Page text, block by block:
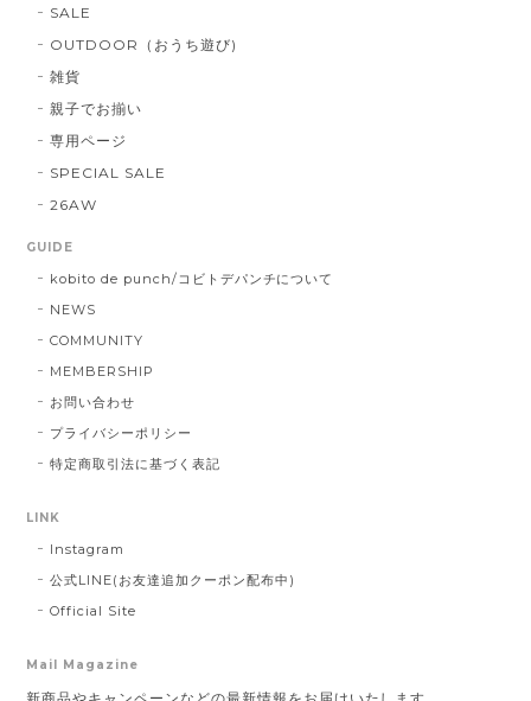
SALE
OUTDOOR（おうち遊び)
雑貨
親子でお揃い
専用ページ
SPECIAL SALE
26AW
GUIDE
kobito de punch/コビトデパンチについて
NEWS
COMMUNITY
MEMBERSHIP
お問い合わせ
プライバシーポリシー
特定商取引法に基づく表記
LINK
Instagram
公式LINE(お友達追加クーポン配布中)
Official Site
Mail Magazine